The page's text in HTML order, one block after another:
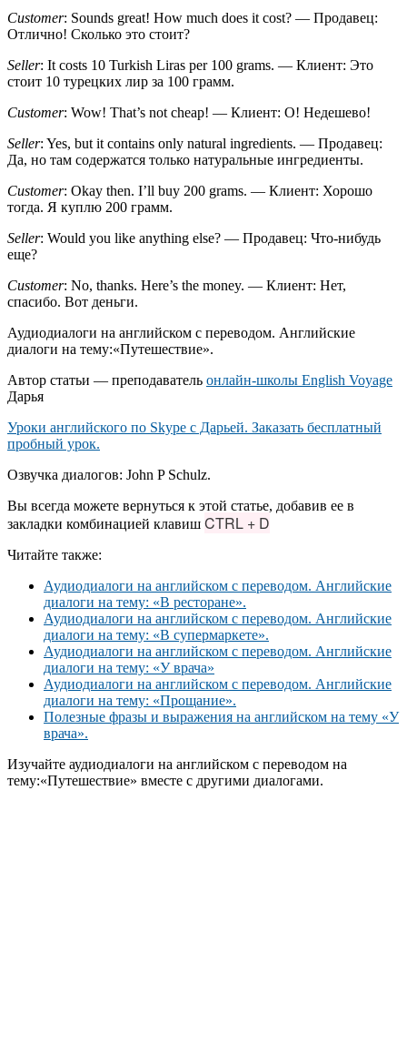
Customer: Sounds great! How much does it cost? — Продавец:
Отлично! Сколько это стоит?
Seller: It costs 10 Turkish Liras per 100 grams. — Клиент: Это
стоит 10 турецких лир за 100 грамм.
Customer: Wow! That’s not cheap! — Клиент: О! Недешево!
Seller: Yes, but it contains only natural ingredients. — Продавец:
Да, но там содержатся только натуральные ингредиенты.
Customer: Okay then. I’ll buy 200 grams. — Клиент: Хорошо
тогда. Я куплю 200 грамм.
Seller: Would you like anything else? — Продавец: Что-нибудь
еще?
Customer: No, thanks. Here’s the money. — Клиент: Нет,
спасибо. Вот деньги.
Аудиодиалоги на английском с переводом. Английские
диалоги на тему:«Путешествие».
Автор статьи — преподаватель онлайн-школы English Voyage
Дарья
Уроки английского по Skype с Дарьей. Заказать бесплатный
пробный урок.
Озвучка диалогов: John P Schulz.
Вы всегда можете вернуться к этой статье, добавив ее в
закладки комбинацией клавиш CTRL + D
Читайте также:
Аудиодиалоги на английском с переводом. Английские
диалоги на тему: «В ресторане».
Аудиодиалоги на английском с переводом. Английские
диалоги на тему: «В супермаркете».
Аудиодиалоги на английском с переводом. Английские
диалоги на тему: «У врача»
Аудиодиалоги на английском с переводом. Английские
диалоги на тему: «Прощание».
Полезные фразы и выражения на английском на тему «У
врача».
Изучайте аудиодиалоги на английском с переводом на
тему:«Путешествие» вместе с другими диалогами.